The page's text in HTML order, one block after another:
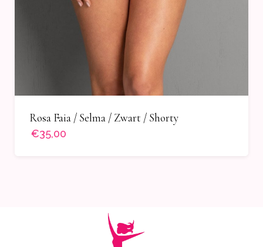
Rosa Faia / Selma / Zwart / Shorty
€35,00